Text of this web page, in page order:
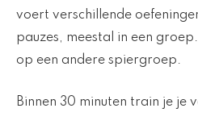
voert verschillende
pauzes, meestal in een
op een andere spiergroep.
Binnen 30 minuten train je je